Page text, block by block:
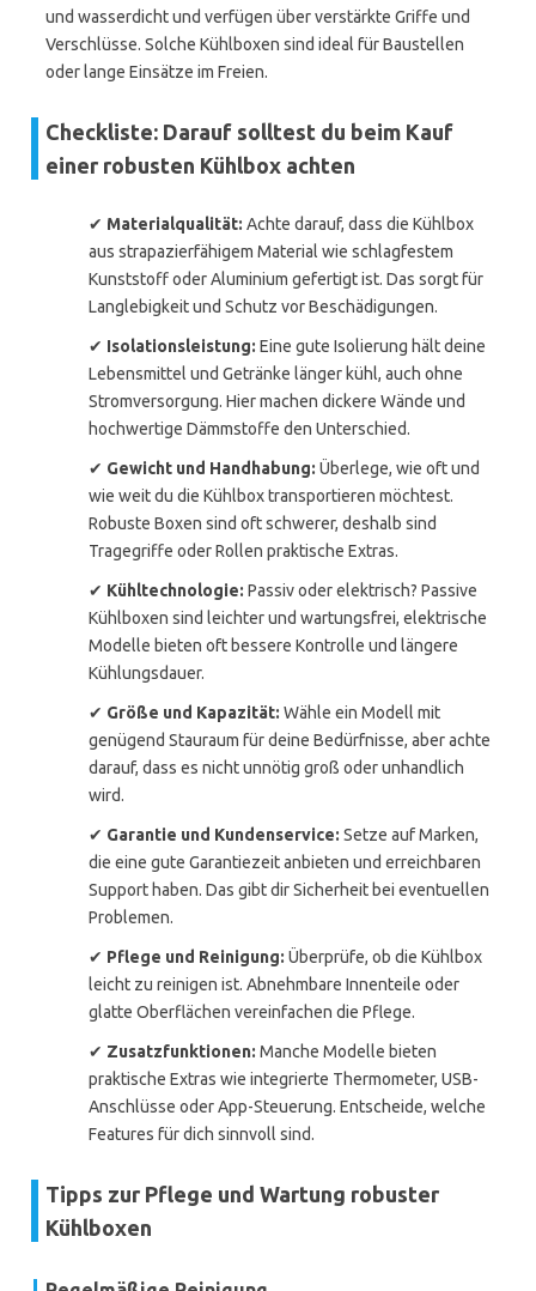
und wasserdicht und verfügen über verstärkte Griffe und
Verschlüsse. Solche Kühlboxen sind ideal für Baustellen
oder lange Einsätze im Freien.
Checkliste: Darauf solltest du beim Kauf
einer robusten Kühlbox achten
✔ Materialqualität: Achte darauf, dass die Kühlbox
aus strapazierfähigem Material wie schlagfestem
Kunststoff oder Aluminium gefertigt ist. Das sorgt für
Langlebigkeit und Schutz vor Beschädigungen.
✔ Isolationsleistung: Eine gute Isolierung hält deine
Lebensmittel und Getränke länger kühl, auch ohne
Stromversorgung. Hier machen dickere Wände und
hochwertige Dämmstoffe den Unterschied.
✔ Gewicht und Handhabung: Überlege, wie oft und
wie weit du die Kühlbox transportieren möchtest.
Robuste Boxen sind oft schwerer, deshalb sind
Tragegriffe oder Rollen praktische Extras.
✔ Kühltechnologie: Passiv oder elektrisch? Passive
Kühlboxen sind leichter und wartungsfrei, elektrische
Modelle bieten oft bessere Kontrolle und längere
Kühlungsdauer.
✔ Größe und Kapazität: Wähle ein Modell mit
genügend Stauraum für deine Bedürfnisse, aber achte
darauf, dass es nicht unnötig groß oder unhandlich
wird.
✔ Garantie und Kundenservice: Setze auf Marken,
die eine gute Garantiezeit anbieten und erreichbaren
Support haben. Das gibt dir Sicherheit bei eventuellen
Problemen.
✔ Pflege und Reinigung: Überprüfe, ob die Kühlbox
leicht zu reinigen ist. Abnehmbare Innenteile oder
glatte Oberflächen vereinfachen die Pflege.
✔ Zusatzfunktionen: Manche Modelle bieten
praktische Extras wie integrierte Thermometer, USB-
Anschlüsse oder App-Steuerung. Entscheide, welche
Features für dich sinnvoll sind.
Tipps zur Pflege und Wartung robuster
Kühlboxen